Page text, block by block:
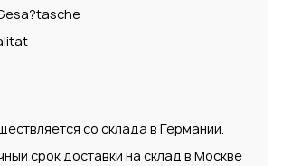
со склада в Германии.
срок доставки на склад в Москве